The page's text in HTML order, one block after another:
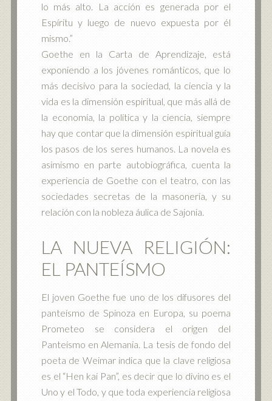
lo más alto. La acción es generada por el
Espíritu y luego de nuevo expuesta por él
mismo.”
Goethe en la Carta de Aprendizaje, está
exponiendo a los jóvenes románticos, que lo
más decisivo para la sociedad, la ciencia y la
vida es la dimensión espiritual, que más allá de
la economía, la política y la ciencia, siempre
hay que contar que la dimensión espiritual guía
los pasos de los seres humanos. La novela es
asimismo en parte autobiográfica, cuenta la
experiencia de Goethe con el teatro, con las
sociedades secretas de la masonería, y su
relación con la nobleza áulica de Sajonia.
LA NUEVA RELIGIÓN:
EL PANTEÍSMO
El joven Goethe fue uno de los difusores del
panteísmo de Spinoza en Europa, su poema
Prometeo se considera el origen del
Panteísmo en Alemania. La tesis de fondo del
poeta de Weimar indica que la clave religiosa
es el “Hen kai Pan”, es decir que lo divino es el
Uno y el Todo, y que toda experiencia religiosa